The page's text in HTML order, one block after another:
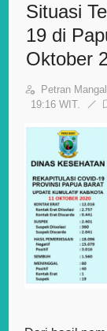
e
b
o
o
k
Situasi
19 di
Oktober
Petran
19:16 WIT.